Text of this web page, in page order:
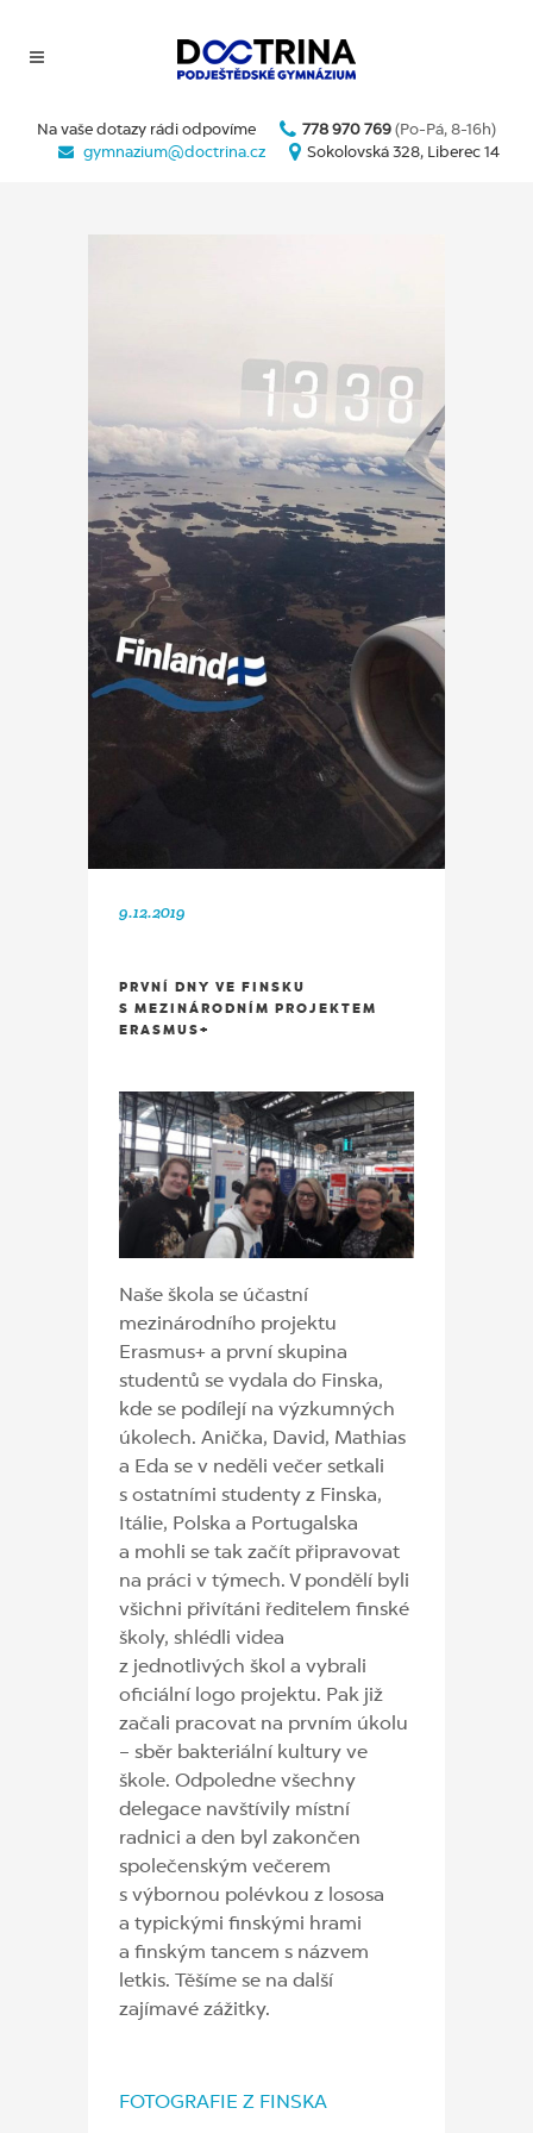
Na vaše dotazy rádi odpovíme 778 970 769 (Po-Pá, 8-16h)
gymnazium@doctrina.cz
Sokolovská 328, Liberec 14
9.12.2019
PRVNÍ DNY VE FINSKU
S MEZINÁRODNÍM PROJEKTEM
ERASMUS+
Naše škola se účastní
mezinárodního projektu
Erasmus+ a první skupina
studentů se vydala do Finska,
kde se podílejí na výzkumných
úkolech. Anička, David, Mathias
a Eda se v neděli večer setkali
s ostatními studenty z Finska,
Itálie, Polska a Portugalska
a mohli se tak začít připravovat
na práci v týmech. V pondělí byli
všichni přivítáni ředitelem finské
školy, shlédli videa
z jednotlivých škol a vybrali
oficiální logo projektu. Pak již
začali pracovat na prvním úkolu
– sběr bakteriální kultury ve
škole. Odpoledne všechny
delegace navštívily místní
radnici a den byl zakončen
společenským večerem
s výbornou polévkou z lososa
a typickými finskými hrami
a finským tancem s názvem
letkis. Těšíme se na další
zajímavé zážitky.
FOTOGRAFIE Z FINSKA